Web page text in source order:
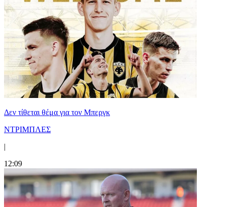
Δεν τίθεται θέμα για τον Μπεργκ
ΝΤΡΙΜΠΛΕΣ
|
12:09